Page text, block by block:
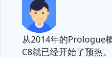
从2014年的Prologue
C8就已经开始了预热